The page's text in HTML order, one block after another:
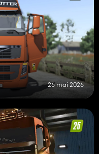
26 mai 2026